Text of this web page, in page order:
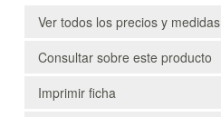
Ver todos los precios y medidas
Consultar sobre este producto
Imprimir ficha